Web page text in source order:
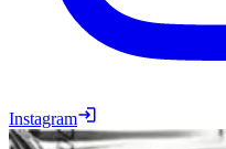
Instagram